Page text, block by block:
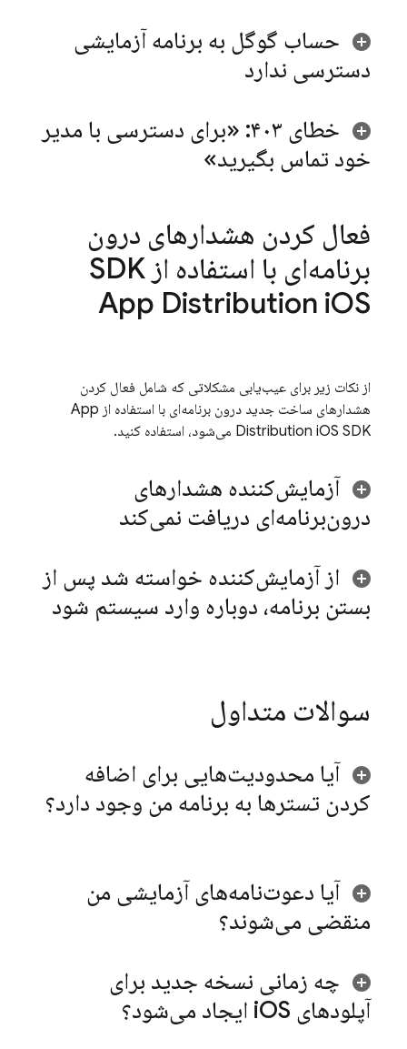
حساب گوگل به برنامه آزمایشی
دسترسی ندارد
خطای ۴۰۳: «برای دسترسی با مدیر
خود تماس بگیرید»
فعال کردن هشدارهای درون
برنامه‌ای با استفاده از SDK
App Distribution iOS
از نکات زیر برای عیب‌یابی مشکلاتی که شامل فعال کردن
هشدارهای ساخت جدید درون برنامه‌ای با استفاده از App
Distribution iOS SDK می‌شود، استفاده کنید.
آزمایش‌کننده هشدارهای
درون‌برنامه‌ای دریافت نمی‌کند
از آزمایش‌کننده خواسته شد پس از
بستن برنامه، دوباره وارد سیستم شود
سوالات متداول
آیا محدودیت‌هایی برای اضافه
کردن تسترها به برنامه من وجود دارد؟
آیا دعوت‌نامه‌های آزمایشی من
منقضی می‌شوند؟
چه زمانی نسخه جدید برای
آپلودهای i OS ایجاد می‌شود؟